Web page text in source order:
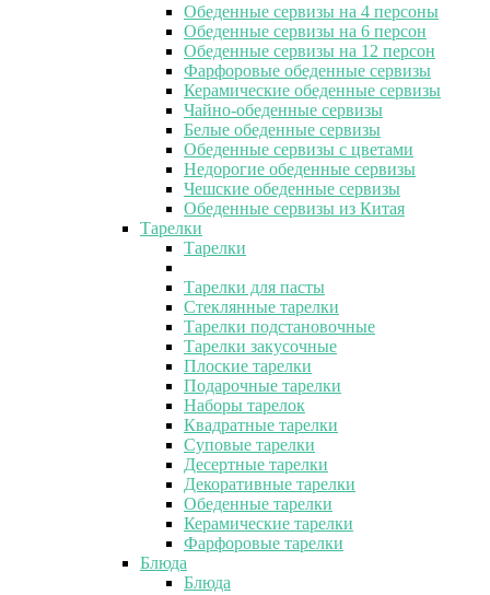
Обеденные сервизы на 4 персоны
Обеденные сервизы на 6 персон
Обеденные сервизы на 12 персон
Фарфоровые обеденные сервизы
Керамические обеденные сервизы
Чайно-обеденные сервизы
Белые обеденные сервизы
Обеденные сервизы с цветами
Недорогие обеденные сервизы
Чешские обеденные сервизы
Обеденные сервизы из Китая
Тарелки
Тарелки
Тарелки для пасты
Стеклянные тарелки
Тарелки подстановочные
Тарелки закусочные
Плоские тарелки
Подарочные тарелки
Наборы тарелок
Квадратные тарелки
Суповые тарелки
Десертные тарелки
Декоративные тарелки
Обеденные тарелки
Керамические тарелки
Фарфоровые тарелки
Блюда
Блюда